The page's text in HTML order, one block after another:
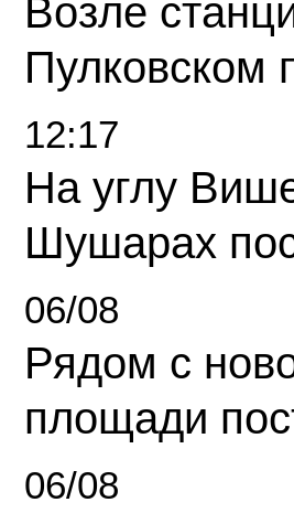
Возле
Пулковском
12:17
На углу
Шушарах
06/08
Рядом с
площади
06/08